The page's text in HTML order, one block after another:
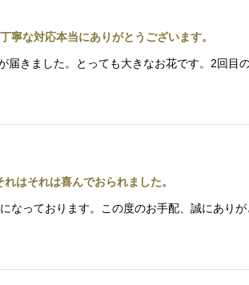
寧な対応本当にありがとうございます。
きました。とっても大きなお花です。2回目
はそれは喜んでおられました。
っております。この度のお手配、誠にあり